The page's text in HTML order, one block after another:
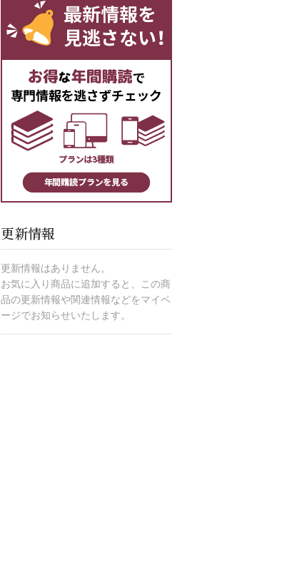
更新情報
更新情報はありません。
お気に入り商品に追加すると、この商
品の更新情報や関連情報などをマイペ
ージでお知らせいたします。